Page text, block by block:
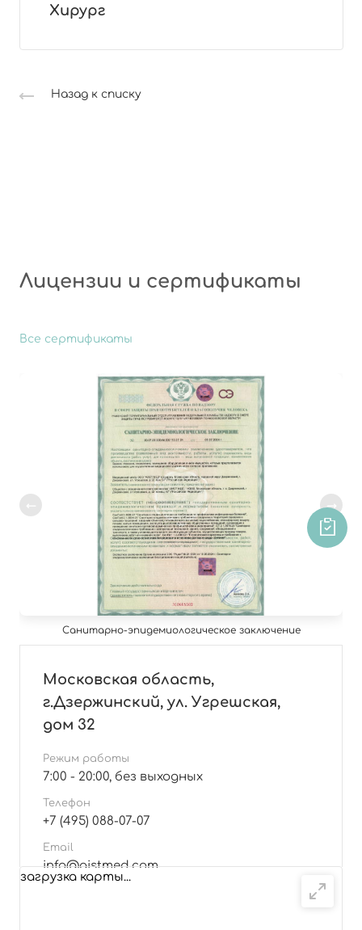
Хирург
Назад к списку
Лицензии и сертификаты
Все сертификаты
Санитарно-эпидемиологическое заключение
Московская область,
г.Дзержинский, ул. Угрешская,
дом 32
Режим работы
7:00 - 20:00, без выходных
Телефон
+7 (495) 088-07-07
Email
info@aistmed.com
загрузка карты...